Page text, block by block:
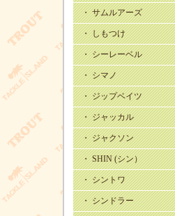
・ サムルアーズ
・ しもつけ
・ シーレーベル
・ シマノ
・ ジップベイツ
・ ジャッカル
・ ジャクソン
・ SHIN (シン）
・ シントワ
・ シンドラー